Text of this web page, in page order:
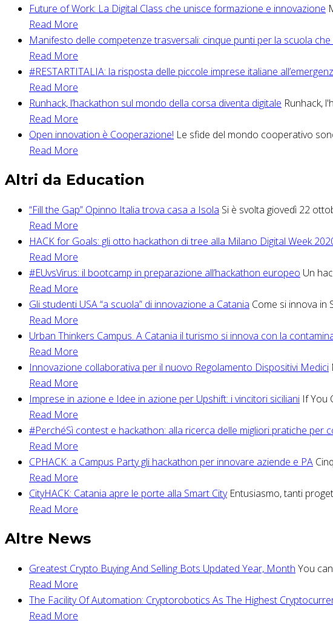
Future of Work: La Digital Class che unisce formazione e innovazione
Read More
Manifesto delle competenze trasversali: cinque punti per la scuola
Read More
#RESTARTITALIA: la risposta delle piccole imprese italiane
Read More
Runhack, l’hackathon sul mondo della corsa diventa digitale Runhack,
Read More
Open innovation è Cooperazione! Le sfide del mondo cooperativo
Read More
Altri da Education
“Fill the Gap” Opinno Italia trova casa a Isola Si è svolta giovedì 22
Read More
HACK for Goals: gli otto hackathon di tree alla Milano Digital Week
Read More
#EUvsVirus: il bootcamp in preparazione all’hackathon europeo Un
Read More
Gli studenti USA “a scuola” di innovazione a Catania Come si innova in
Read More
Urban Thinkers Campus. A Catania il turismo si innova con la
Read More
Innovazione collaborativa per il nuovo Regolamento Dispositivi Medici
Read More
Imprese in azione e Idee in azione per Upshift: i vincitori siciliani If You
Read More
#PerchéSì contest e hackathon: alla ricerca delle migliori pratiche per
Read More
CPHACK: a Campus Party gli hackathon per innovare aziende e PA
Read More
CityHACK: Catania apre le porte alla Smart City Entusiasmo, tanti
Read More
Altre News
Greatest Crypto Buying And Selling Bots Updated Year, Month You
Read More
The Facility Of Automation: Cryptorobotics As The Highest
Read More